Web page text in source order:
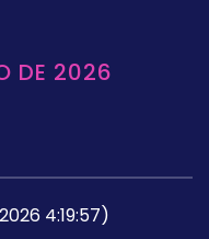
DE 2026
4:19:57)